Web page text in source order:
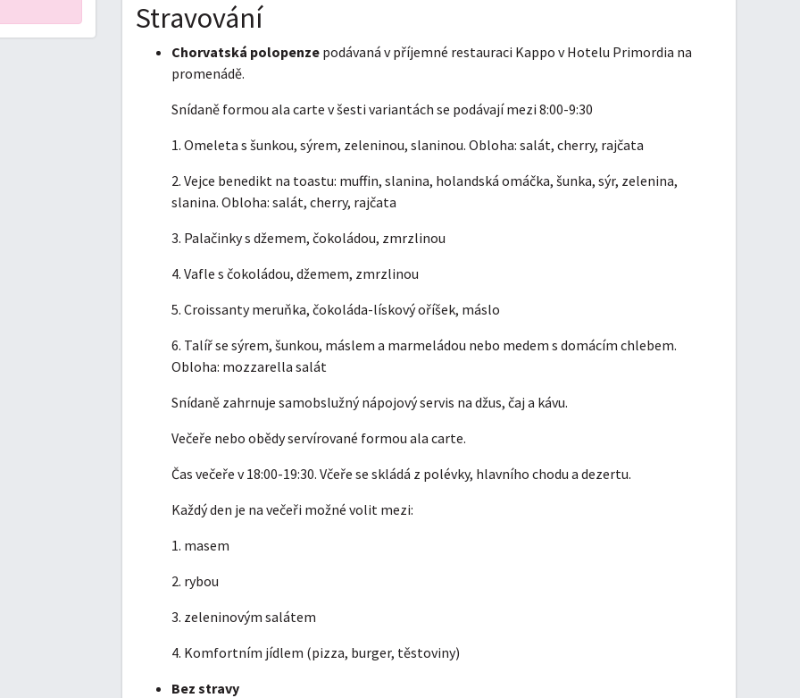
Stravování
Chorvatská polopenzepodávaná v příjemné restauraci Kappo v Hotelu Primordia na
promenádě.
Snídaně formou ala carte v šesti variantách se podávají mezi 8:00-9:30
1. Omeleta s šunkou, sýrem, zeleninou, slaninou. Obloha: salát, cherry, rajčata
2. Vejce benedikt na toastu: muffin, slanina, holandská omáčka, šunka, sýr, zelenina,
slanina. Obloha: salát, cherry, rajčata
3. Palačinky s džemem, čokoládou, zmrzlinou
4. Vafle s čokoládou, džemem, zmrzlinou
5. Croissanty meruňka, čokoláda-lískový oříšek, máslo
6. Talíř se sýrem, šunkou, máslem a marmeládou nebo medem s domácím chlebem.
Obloha: mozzarella salát
Snídaně zahrnuje samobslužný nápojový servis na džus, čaj a kávu.
Večeře nebo obědy servírované formou ala carte.
Čas večeře v 18:00-19:30. Včeře se skládá z polévky, hlavního chodu a dezertu.
Každý den je na večeři možné volit mezi:
1. masem
2. rybou
3. zeleninovým salátem
4. Komfortním jídlem (pizza, burger, těstoviny)
Bez stravy